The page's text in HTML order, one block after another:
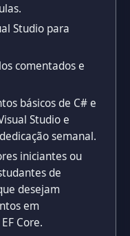
Studio para
comentados e
básicos de C# e
Studio e
semanal.
iniciantes ou
de
desejam
em
Core.